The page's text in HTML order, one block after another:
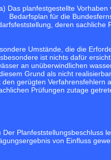
Das planfestgestellte
Bedarfsplan für die
deren sachliche
Umstände, die die
ist nichts dafür
an unüberwindlichen
Grund als nicht
den gerügten Verfahrensfehlern
Prüfungen zutage
Der Planfeststellungsbeschluss
von Einfluss